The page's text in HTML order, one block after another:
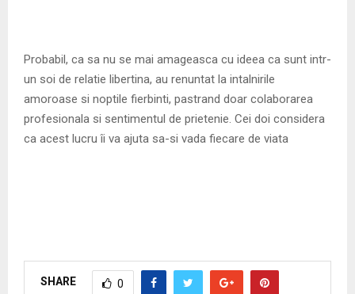
Probabil, ca sa nu se mai amageasca cu ideea ca sunt intr-
un soi de relatie libertina, au renuntat la intalnirile
amoroase si noptile fierbinti, pastrand doar colaborarea
profesionala si sentimentul de prietenie. Cei doi considera
ca acest lucru îi va ajuta sa-si vada fiecare de viata
SHARE 0